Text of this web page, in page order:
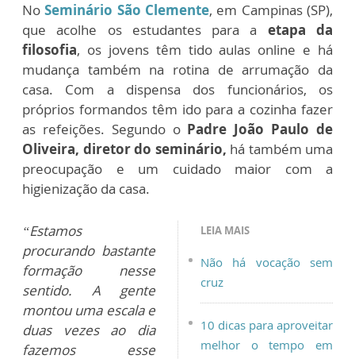
NoSeminário São Clemente, em Campinas (SP),
que acolhe os estudantes para a etapa da
filosofia, os jovens têm tido aulas online e há
mudança também na rotina de arrumação da
casa. Com a dispensa dos funcionários, os
próprios formandos têm ido para a cozinha fazer
as refeições. Segundo o Padre João Paulo de
Oliveira, diretor do seminário, há também uma
preocupação e um cuidado maior com a
higienização da casa.
LEIA MAIS
Não há vocação sem
cruz
10 dicas para aproveitar
melhor o tempo em
“Estamos
procurando bastante
formação nesse
sentido. A gente
montou uma escala e
duas vezes ao dia
fazemos esse